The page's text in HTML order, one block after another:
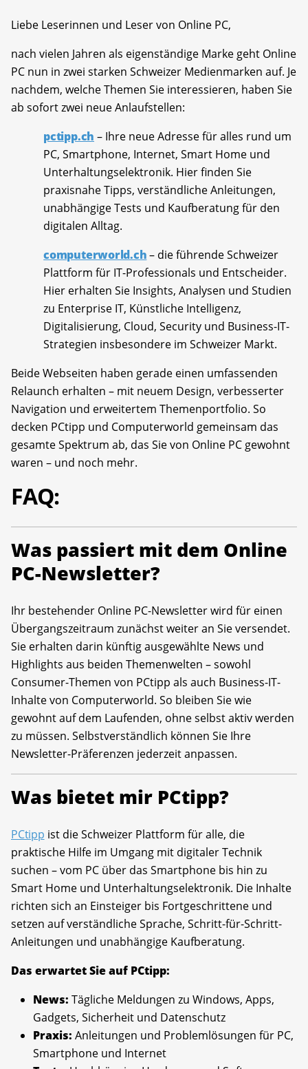
Liebe Leserinnen und Leser von Online PC,
nach vielen Jahren als eigenständige Marke geht Online
PC nun in zwei starken Schweizer Medienmarken auf. Je
nachdem, welche Themen Sie interessieren, haben Sie
ab sofort zwei neue Anlaufstellen:
pctipp.ch – Ihre neue Adresse für alles rund um
PC, Smartphone, Internet, Smart Home und
Unterhaltungselektronik. Hier finden Sie
praxisnahe Tipps, verständliche Anleitungen,
unabhängige Tests und Kaufberatung für den
digitalen Alltag.
computerworld.ch– die führende Schweizer
Plattform für IT-Professionals und Entscheider.
Hier erhalten Sie Insights, Analysen und Studien
zu Enterprise IT, Künstliche Intelligenz,
Digitalisierung, Cloud, Security und Business-IT-
Strategien insbesondere im Schweizer Markt.
Beide Webseiten haben gerade einen umfassenden
Relaunch erhalten – mit neuem Design, verbesserter
Navigation und erweitertem Themenportfolio. So
decken PCtipp und Computerworld gemeinsam das
gesamte Spektrum ab, das Sie von Online PC gewohnt
waren – und noch mehr.
FAQ:
Was passiert mit dem Online
PC-Newsletter?
Ihr bestehender Online PC-Newsletter wird für einen
Übergangszeitraum zunächst weiter an Sie versendet.
Sie erhalten darin künftig ausgewählte News und
Highlights aus beiden Themenwelten – sowohl
Consumer-Themen von PCtipp als auch Business-IT-
Inhalte von Computerworld. So bleiben Sie wie
gewohnt auf dem Laufenden, ohne selbst aktiv werden
zu müssen. Selbstverständlich können Sie Ihre
Newsletter-Präferenzen jederzeit anpassen.
Was bietet mir PCtipp?
PCtipp ist die Schweizer Plattform für alle, die
praktische Hilfe im Umgang mit digitaler Technik
suchen – vom PC über das Smartphone bis hin zu
Smart Home und Unterhaltungselektronik. Die Inhalte
richten sich an Einsteiger bis Fortgeschrittene und
setzen auf verständliche Sprache, Schritt-für-Schritt-
Anleitungen und unabhängige Kaufberatung.
Das erwartet Sie auf PCtipp:
News: Tägliche Meldungen zu Windows, Apps,
Gadgets, Sicherheit und Datenschutz
Praxis: Anleitungen und Problemlösungen für PC,
Smartphone und Internet